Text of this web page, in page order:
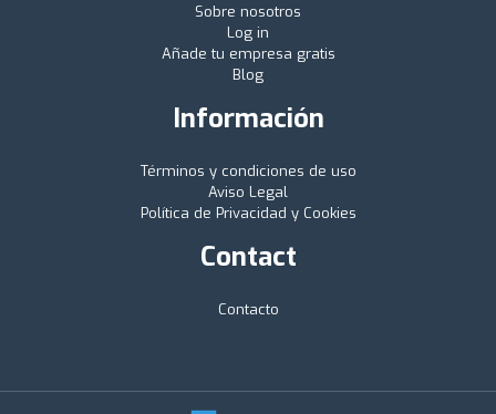
Sobre nosotros
Log in
Añade tu empresa gratis
Blog
Información
Términos y condiciones de uso
Aviso Legal
Política de Privacidad y Cookies
Contact
Contacto